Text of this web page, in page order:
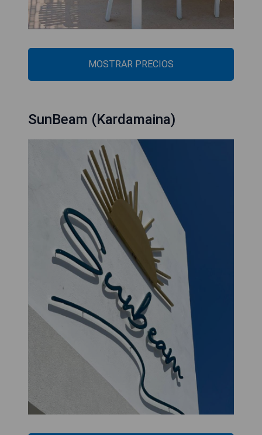
MOSTRAR PRECIOS
SunBeam (Kardamaina)